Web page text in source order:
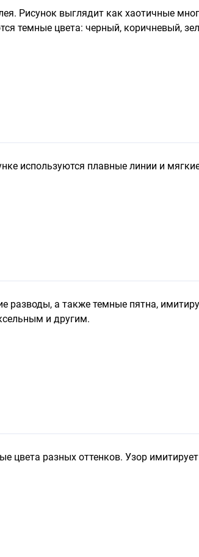
Рисунок выглядит как хаотичные
темные цвета: черный, коричневый,
используются плавные линии и
разводы, а также темные пятна,
и другим.
цвета разных оттенков. Узор